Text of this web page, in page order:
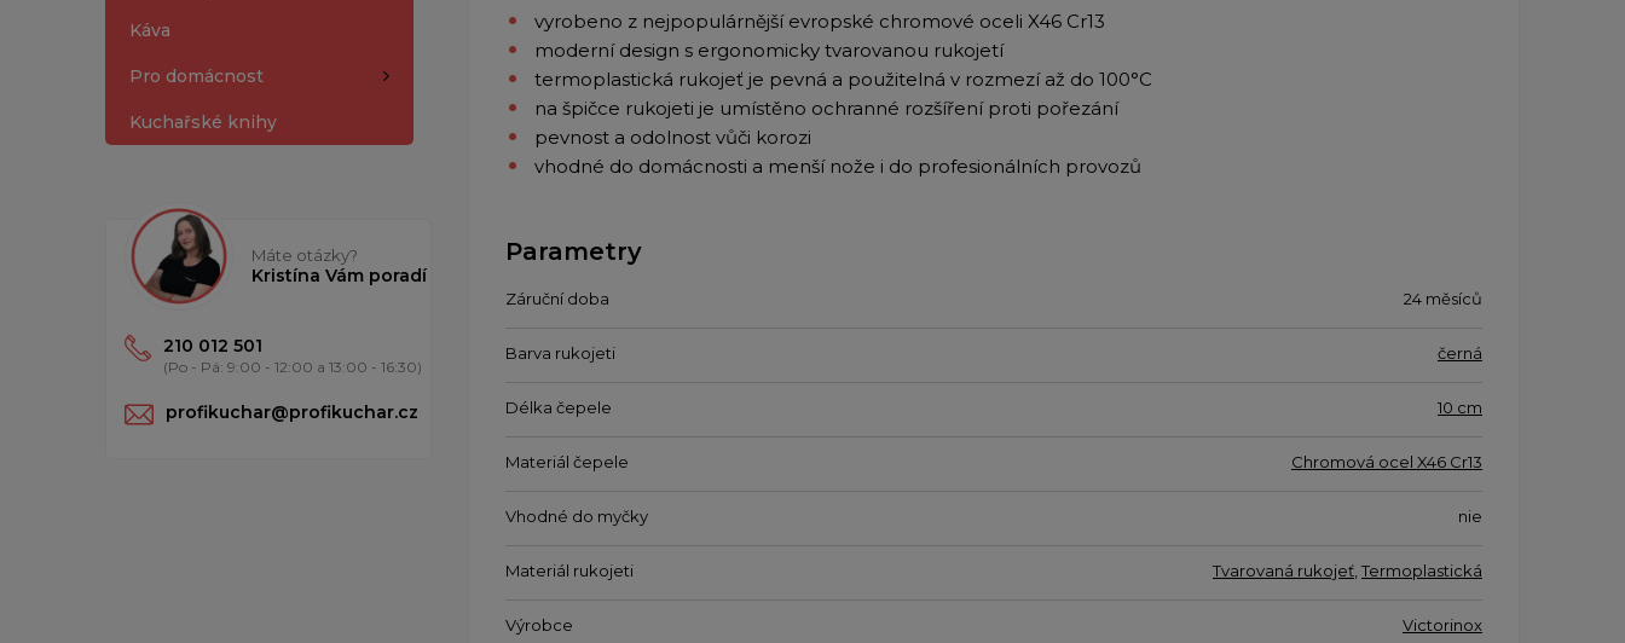
Káva
Pro domácnost
Kuchařské knihy
Máte otázky?
Kristína Vám poradí
210 012 501
(Po - Pá: 9:00 - 12:00 a 13:00 - 16:30)
profikuchar@profikuchar.cz
vyrobeno z nejpopulárnější evropské chromové oceli X46 Cr13
moderní design s ergonomicky tvarovanou rukojetí
termoplastická rukojeť je pevná a použitelná v rozmezí až do 100°C
na špičce rukojeti je umístěno ochranné rozšíření proti pořezání
pevnost a odolnost vůči korozi
vhodné do domácnosti a menší nože i do profesionálních provozů
Parametry
Záruční doba 24 měsíců
Barva rukojeti černá
Délka čepele 10 cm
Materiál čepele Chromová ocel X46 Cr13
Vhodné do myčky nie
Materiál rukojeti Tvarovaná rukojeť,Termoplastická
Výrobce Victorinox